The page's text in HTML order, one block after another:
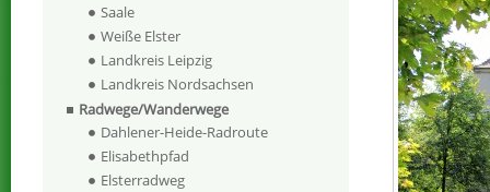
Saale
Weiße Elster
Landkreis Leipzig
Landkreis Nordsachsen
Radwege/Wanderwege
Dahlener-Heide-Radroute
Elisabethpfad
Elsterradweg